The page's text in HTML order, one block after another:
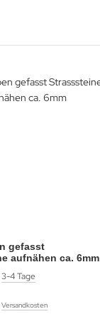
gefasst
Strasssteine aufnähen ca. 6mm
3-4 Tage
Versandkosten